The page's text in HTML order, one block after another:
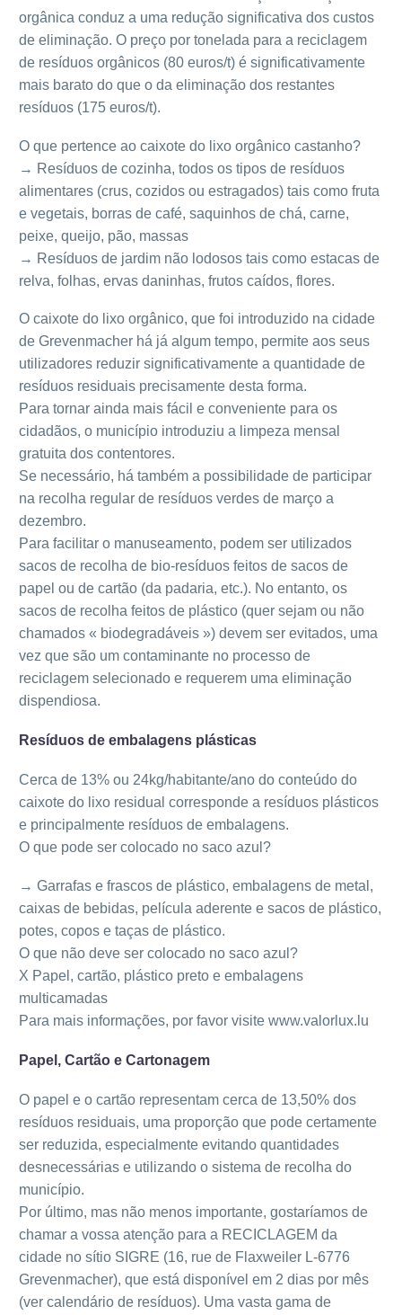
orgânica conduz a uma redução significativa dos custos
de eliminação. O preço por tonelada para a reciclagem
de resíduos orgânicos (80 euros/t) é significativamente
mais barato do que o da eliminação dos restantes
resíduos (175 euros/t).
O que pertence ao caixote do lixo orgânico castanho?
→ Resíduos de cozinha, todos os tipos de resíduos
alimentares (crus, cozidos ou estragados) tais como fruta
e vegetais, borras de café, saquinhos de chá, carne,
peixe, queijo, pão, massas
→ Resíduos de jardim não lodosos tais como estacas de
relva, folhas, ervas daninhas, frutos caídos, flores.
O caixote do lixo orgânico, que foi introduzido na cidade
de Grevenmacher há já algum tempo, permite aos seus
utilizadores reduzir significativamente a quantidade de
resíduos residuais precisamente desta forma.
Para tornar ainda mais fácil e conveniente para os
cidadãos, o município introduziu a limpeza mensal
gratuita dos contentores.
Se necessário, há também a possibilidade de participar
na recolha regular de resíduos verdes de março a
dezembro.
Para facilitar o manuseamento, podem ser utilizados
sacos de recolha de bio-resíduos feitos de sacos de
papel ou de cartão (da padaria, etc.). No entanto, os
sacos de recolha feitos de plástico (quer sejam ou não
chamados « biodegradáveis ») devem ser evitados, uma
vez que são um contaminante no processo de
reciclagem selecionado e requerem uma eliminação
dispendiosa.
Resíduos de embalagens plásticas
Cerca de 13% ou 24kg/habitante/ano do conteúdo do
caixote do lixo residual corresponde a resíduos plásticos
e principalmente resíduos de embalagens.
O que pode ser colocado no saco azul?
→ Garrafas e frascos de plástico, embalagens de metal,
caixas de bebidas, película aderente e sacos de plástico,
potes, copos e taças de plástico.
O que não deve ser colocado no saco azul?
X Papel, cartão, plástico preto e embalagens
multicamadas
Para mais informações, por favor visite www.valorlux.lu
Papel, Cartão e Cartonagem
O papel e o cartão representam cerca de 13,50% dos
resíduos residuais, uma proporção que pode certamente
ser reduzida, especialmente evitando quantidades
desnecessárias e utilizando o sistema de recolha do
município.
Por último, mas não menos importante, gostaríamos de
chamar a vossa atenção para a RECICLAGEM da
cidade no sítio SIGRE (16, rue de Flaxweiler L-6776
Grevenmacher), que está disponível em 2 dias por mês
(ver calendário de resíduos). Uma vasta gama de